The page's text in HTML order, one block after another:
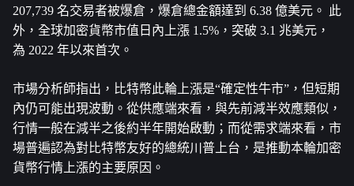
207,739 名交易者被爆倉，爆倉總金額達到 6.38 億美元。 此
外，全球加密貨幣市值日內上漲 1.5%，突破 3.1 兆美元，
為 2022 年以來首次。
市場分析師指出，比特幣此輪上漲是“確定性牛市”，但短期
內仍可能出現波動。從供應端來看，與先前減半效應類似，
行情一般在減半之後約半年開始啟動；而從需求端來看，市
場普遍認為對比特幣友好的總統川普上台，是推動本輪加密
貨幣行情上漲的主要原因。